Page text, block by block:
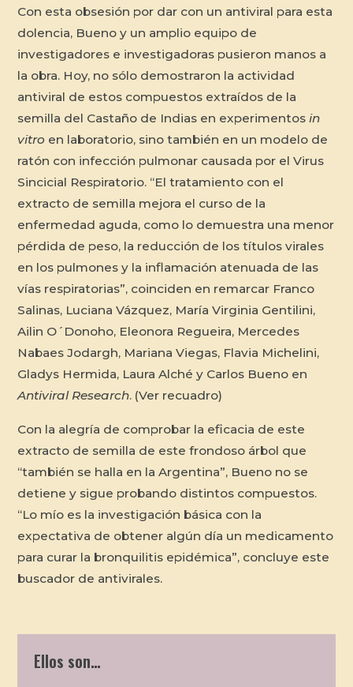
Con esta obsesión por dar con un antiviral para esta
dolencia, Bueno y un amplio equipo de
investigadores e investigadoras pusieron manos a
la obra. Hoy, no sólo demostraron la actividad
antiviral de estos compuestos extraídos de la
semilla del Castaño de Indias en experimentosin
vitro en laboratorio, sino también en un modelo de
ratón con infección pulmonar causada por el Virus
Sincicial Respiratorio. “El tratamiento con el
extracto de semilla mejora el curso de la
enfermedad aguda, como lo demuestra una menor
pérdida de peso, la reducción de los títulos virales
en los pulmones y la inflamación atenuada de las
vías respiratorias”, coinciden en remarcar Franco
Salinas, Luciana Vázquez, María Virginia Gentilini,
Ailin O´Donoho, Eleonora Regueira, Mercedes
Nabaes Jodargh, Mariana Viegas, Flavia Michelini,
Gladys Hermida, Laura Alché y Carlos Bueno en
Antiviral Research. (Ver recuadro)
Con la alegría de comprobar la eficacia de este
extracto de semilla de este frondoso árbol que
“también se halla en la Argentina”, Bueno no se
detiene y sigue probando distintos compuestos.
“Lo mío es la investigación básica con la
expectativa de obtener algún día un medicamento
para curar la bronquilitis epidémica”, concluye este
buscador de antivirales.
Ellos son…